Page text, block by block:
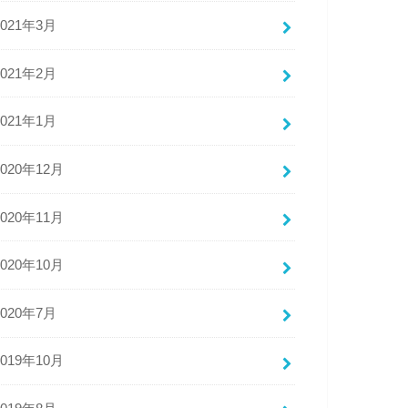
年3月
年2月
年1月
年12月
年11月
年10月
年7月
年10月